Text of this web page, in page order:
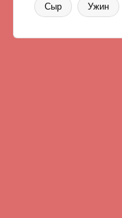
Сыр Ужин